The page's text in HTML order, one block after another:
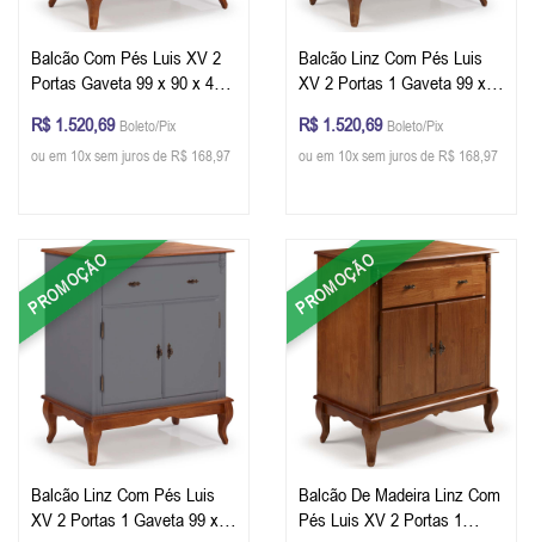
Balcão Com Pés Luis XV 2
Portas Gaveta 99 x 90 x 45
Glazer - Azul Petróleo
R$ 1.520,69 Boleto/Pix
ou em 10x sem juros de R$ 168,97
Balcão Linz Com Pés Luis
XV 2 Portas 1 Gaveta 99 x
Imbuia Glazer - Branco
R$ 1.520,69 Boleto/Pix
ou em 10x sem juros de R$ 168,97
PROMOÇÃO
Balcão Linz Com Pés Luis
XV 2 Portas 1 Gaveta 99 x
PROMOÇÃO
Balcão De Madeira Linz Com
Pés Luis XV 2 Portas 1